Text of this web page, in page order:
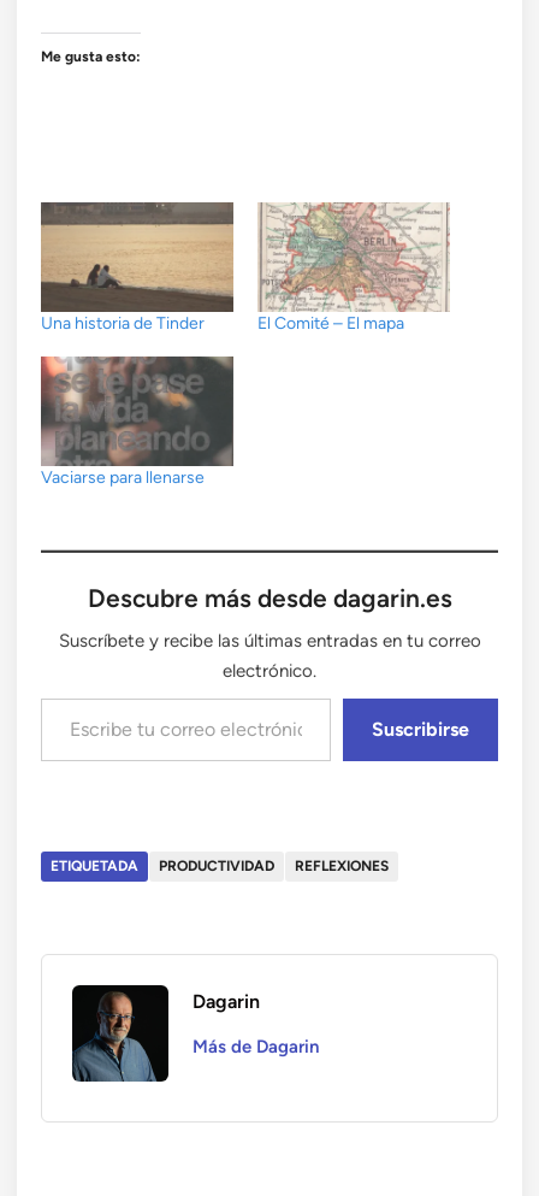
Me gusta esto:
Una historia de Tinder El Comité – El mapa
Vaciarse para llenarse
Descubre más desde dagarin.es
Suscríbete y recibe las últimas entradas en tu correo
electrónico.
Escribe tu correo electrónico…
Suscribirse
ETIQUETADA PRODUCTIVIDAD REFLEXIONES
Dagarin
Más de Dagarin